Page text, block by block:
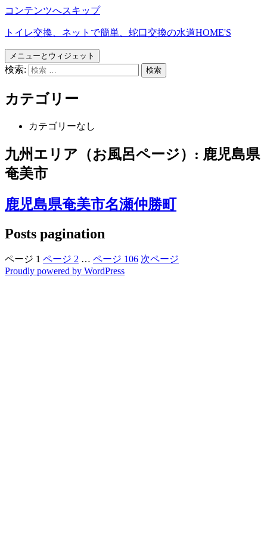
コンテンツへスキップ
トイレ交換、ネットで簡単、蛇口交換の水道HOME'S
メニューとウィジェット
検索:
カテゴリー
カテゴリーなし
九州エリア（お風呂ページ）: 鹿児島県
奄美市
鹿児島県奄美市名瀬仲勝町
Posts pagination
ページ 1 ページ 2 … ページ 106 次ページ
Proudly powered by WordPress